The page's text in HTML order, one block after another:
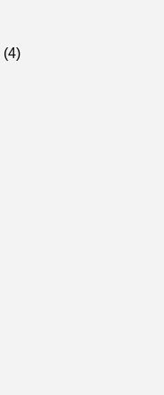
(4)